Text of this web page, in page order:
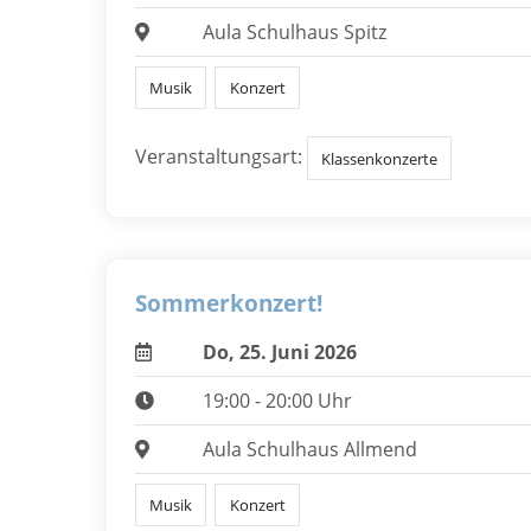
Aula Schulhaus Spitz
Musik Konzert
Veranstaltungsart: Klassenkonzerte
Sommerkonzert!
Do, 25. Juni 2026
19:00 - 20:00 Uhr
Aula Schulhaus Allmend
Musik Konzert